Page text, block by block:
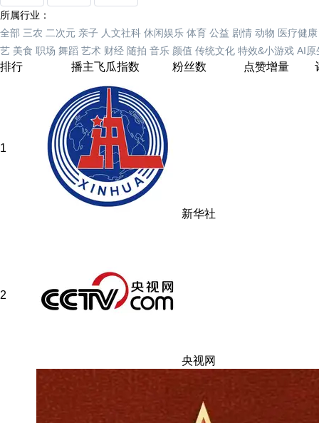
所属行业：
全部 三农 二次元 亲子 人文社科 休闲娱乐 体育 公益 剧情 动物 医疗健康
艺 美食 职场 舞蹈 艺术 财经 随拍 音乐 颜值 传统文化 特效&小游戏 AI原
排行 播主飞瓜指数 粉丝数 点赞增量
1
新华社
2
央视网